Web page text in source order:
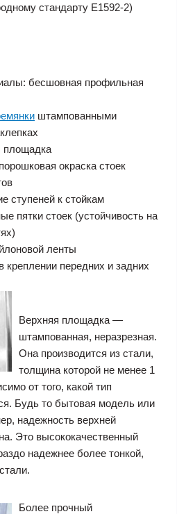
стандарту E1592-2)
бесшовная профильная
штампованными
площадка
окраска стоек
ступеней к стойкам
пятки стоек (устойчивость на
ленты
креплении передних и задних
Верхняя площадка —
штампованная, неразрезная.
Она производится из стали,
толщина которой не менее 1
от того, какой тип
Будь то бытовая модель или
надежность верхней
Это высококачественный
надежнее более тонкой,
Более прочный